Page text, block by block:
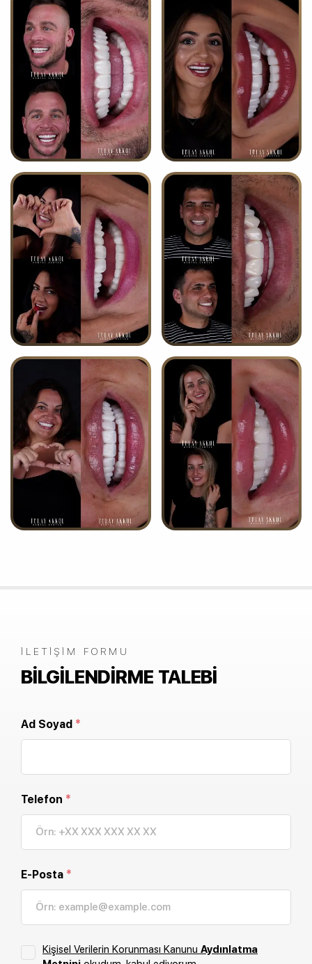
İLETIŞIM FORMU
BILGILENDIRME TALEBI
Ad Soyad *
Telefon *
E-Posta *
Kişisel Verilerin Korunması Kanunu Aydınlatma